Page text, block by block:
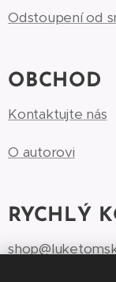
Odstoupení od
OBCHOD
Kontaktujte nás
O autorovi
RYCHLÝ